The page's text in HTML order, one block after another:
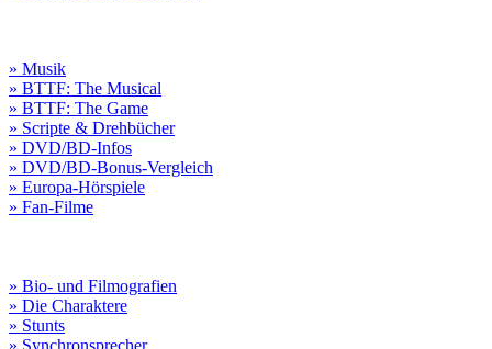
» Musik
» BTTF: The Musical
» BTTF: The Game
» Scripte & Drehbücher
» DVD/BD-Infos
» DVD/BD-Bonus-Vergleich
» Europa-Hörspiele
» Fan-Filme
» Bio- und Filmografien
» Die Charaktere
» Stunts
» Synchronsprecher